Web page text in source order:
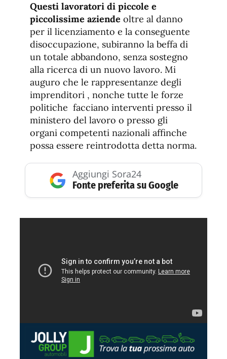
Questi lavoratori di piccole e
piccolissime aziende oltre al danno
per il licenziamento e la conseguente
disoccupazione, subiranno la beffa di
un totale abbandono, senza sostegno
alla ricerca di un nuovo lavoro. Mi
auguro che le rappresentanze degli
imprenditori , nonche tutte le forze
politiche facciano interventi presso il
ministero del lavoro o presso gli
organi competenti nazionali affinche
possa essere reintrodotta detta norma.
Aggiungi Sora24
Fonte preferita su Google